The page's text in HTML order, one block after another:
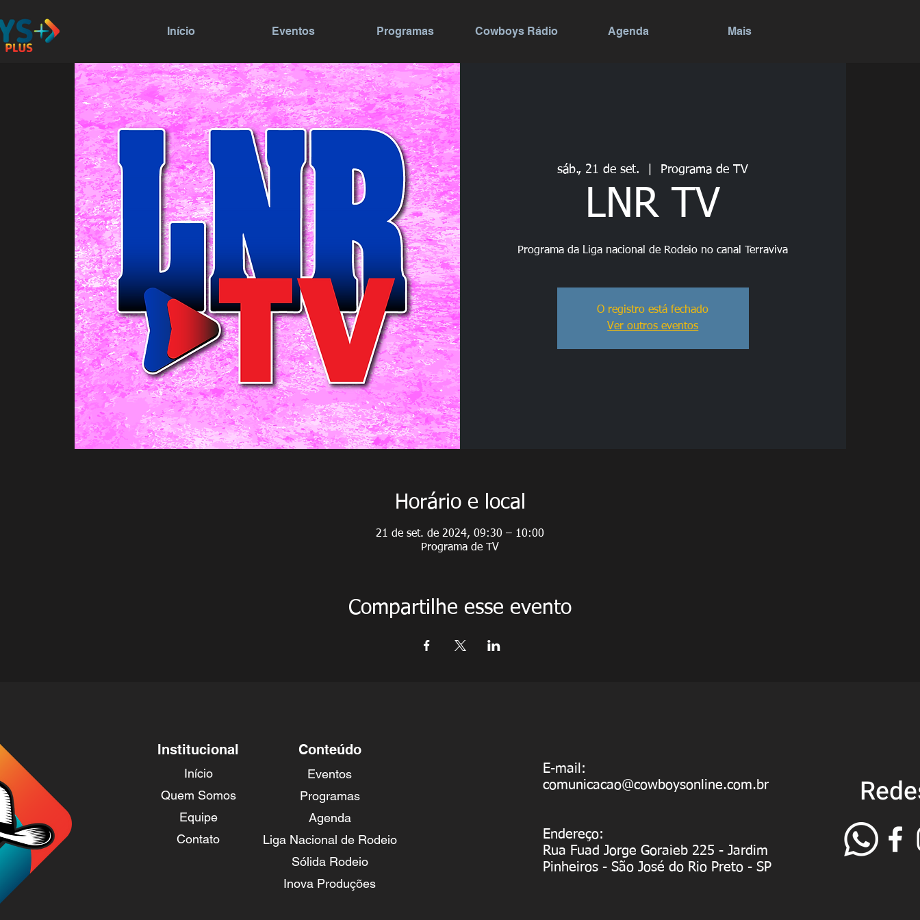
Início Eventos Programas Cowboys Rádio Agenda Mais
sáb., 21 de set. Programa de TV
LNR TV
Programa da Liga nacional de Rodeio no canal Terraviva
O registro está fechado
Ver outros eventos
Horário e local
21 de set. de 2024, 09:30 – 10:00
Programa de TV
Compartilhe esse evento
Institucional
Início
Quem Somos
Equipe
Contato
Conteúdo
Eventos
Programas
Agenda
Liga Nacional de Rodeio
Sólida Rodeio
Inova Produções
E-mail:
comunicacao@cowboysonline.com.br
Endereço:
Rua Fuad Jorge Goraieb 225 - Jardim
Pinheiros - São José do Rio Preto - SP